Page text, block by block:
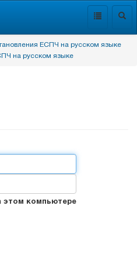
Toggle
ЕСПЧ на русском языке
на русском языке
этом компьютере